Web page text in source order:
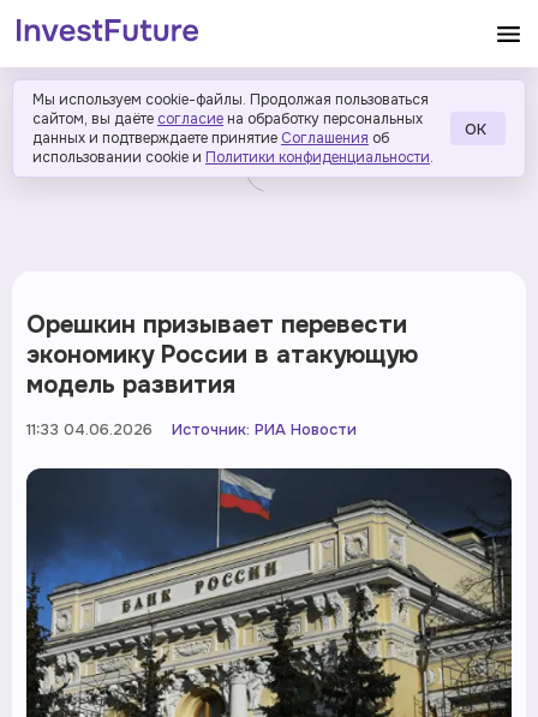
Мы используем cookie-файлы. Продолжая пользоваться
сайтом, вы даёте согласие на обработку персональных
данных и подтверждаете принятие Соглашения об
использовании cookie и Политики конфиденциальности.
ОК
Орешкин призывает перевести
экономику России в атакующую
модель развития
11:33 04.06.2026 Источник: РИА Новости